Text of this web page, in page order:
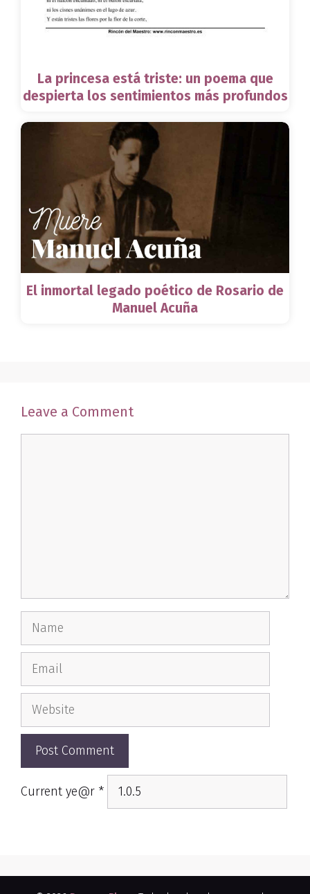
La princesa está triste: un poema que
despierta los sentimientos más profundos
El inmortal legado poético de Rosario de
Manuel Acuña
Leave a Comment
Name
Email
Website
Current ye@r *